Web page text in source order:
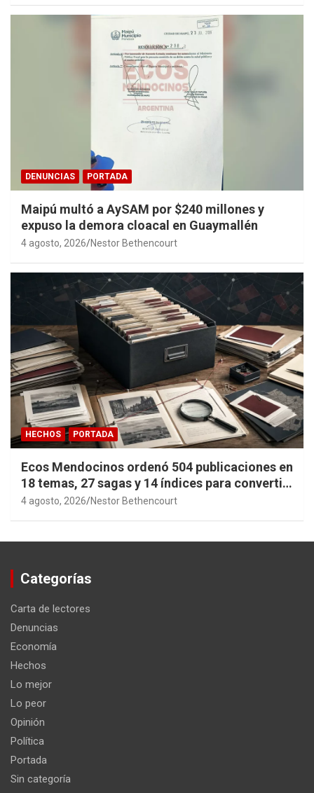
DENUNCIAS PORTADA
Maipú multó a AySAM por $240 millones y
expuso la demora cloacal en Guaymallén
4 agosto, 2026 Nestor Bethencourt
HECHOS PORTADA
Ecos Mendocinos ordenó 504 publicaciones en
18 temas, 27 sagas y 14 índices para convertir
años de investigación en memoria pública
4 agosto, 2026 Nestor Bethencourt
Categorías
Carta de lectores
Denuncias
Economía
Hechos
Lo mejor
Lo peor
Opinión
Política
Portada
Sin categoría